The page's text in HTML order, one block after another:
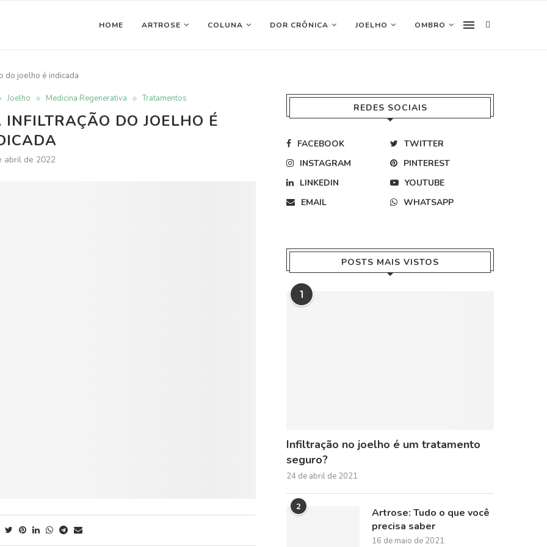
HOME ARTROSE COLUNA DOR CRÔNICA JOELHO OMBRO
do joelho é indicada
Joelho Medicina Regenerativa Tratamentos
DO JOELHO É
abril de 2022
REDES SOCIAIS
FACEBOOK
TWITTER
INSTAGRAM
PINTEREST
LINKEDIN
YOUTUBE
EMAIL
WHATSAPP
POSTS MAIS VISTOS
1
Infiltração no joelho é um tratamento
seguro?
24 de abril de 2021
2
Artrose: Tudo o que você
precisa saber
16 de maio de 2021